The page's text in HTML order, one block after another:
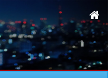
به
محتوای
اصلی